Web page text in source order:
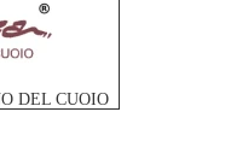
DEL CUOIO